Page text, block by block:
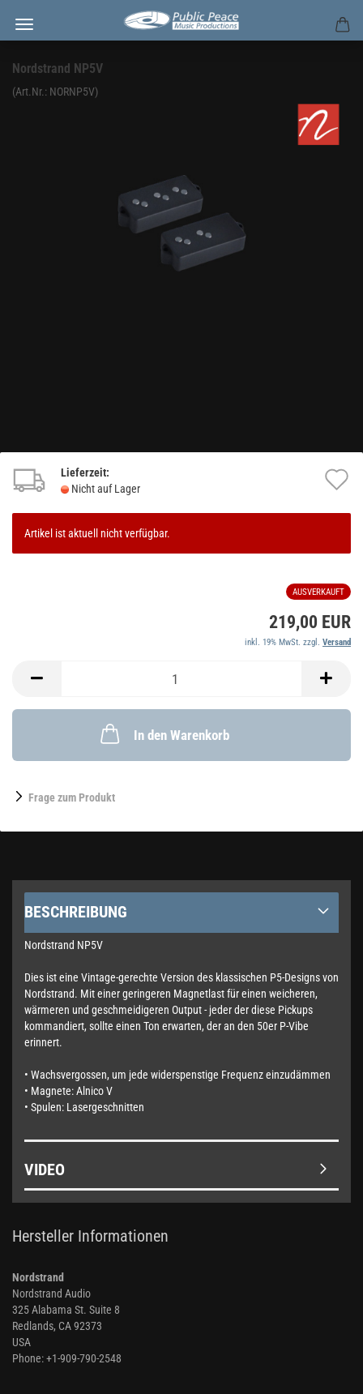
Nordstrand NP5V
(Art.Nr.: NORNP5V)
Lieferzeit:
Nicht auf Lager
Artikel ist aktuell nicht verfügbar.
AUSVERKAUFT
219,00 EUR
inkl. 19% MwSt. zzgl. Versand
In den Warenkorb
Frage zum Produkt
BESCHREIBUNG
Nordstrand NP5V
Dies ist eine Vintage-gerechte Version des klassischen P5-Designs von
Nordstrand. Mit einer geringeren Magnetlast für einen weicheren,
wärmeren und geschmeidigeren Output - jeder der diese Pickups
kommandiert, sollte einen Ton erwarten, der an den 50er P-Vibe
erinnert.
• Wachsvergossen, um jede widerspenstige Frequenz einzudämmen
• Magnete: Alnico V
• Spulen: Lasergeschnitten
VIDEO
Hersteller Informationen
Nordstrand
Nordstrand Audio
325 Alabama St. Suite 8
Redlands, CA 92373
USA
Phone: +1-909-790-2548